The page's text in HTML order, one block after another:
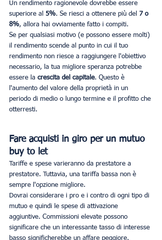
Un rendimento ragionevole dovrebbe essere
superiore al 5%. Se riesci a ottenere più del 7 o
8%, allora hai ovviamente fatto i compiti.
Se per qualsiasi motivo (e possono essere molti)
il rendimento scende al punto in cui il tuo
rendimento non riesce a raggiungere l'obiettivo
necessario, la tua migliore speranza potrebbe
essere la crescita del capitale. Questo è
l'aumento del valore della proprietà in un
periodo di medio o lungo termine e il profitto che
otterresti.
Fare acquisti in giro per un mutuo
buy to let
Tariffe e spese varieranno da prestatore a
prestatore. Tuttavia, una tariffa bassa non è
sempre l'opzione migliore.
Dovrai considerare i pro e i contro di ogni tipo di
mutuo e quindi le spese di attivazione
aggiuntive. Commissioni elevate possono
significare che un interessante tasso di interesse
basso significherebbe un affare peggiore.